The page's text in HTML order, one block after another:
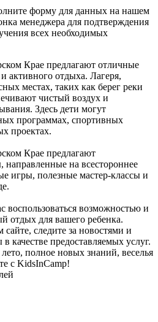
форму для данных на нашем
менеджера для подтверждения
всех необходимых
Крае предлагают отличные
активного отдыха. Лагеря,
местах, таких как берег реки
чистый воздух и
Здесь дети могут
программах, спортивных
проектах.
Крае предлагают
направленные на всестороннее
игры, полезные мастер-классы и
воспользоваться возможностью и
отдых для вашего ребенка.
следите за новостями и
качестве предоставляемых услуг.
полное новых знаний, веселья
с KidsInCamp!